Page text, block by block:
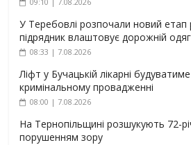
У Теребовлі розпочали новий
підрядник влаштовує дорожній одяг
08:33 | 7.08.2026
Ліфт у Бучацькій лікарні
кримінальному провадженні
08:00 | 7.08.2026
На Тернопільщині розшукують 72-
порушенням зору